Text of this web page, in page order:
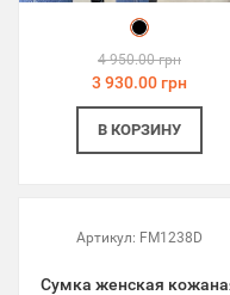
4 950.00 грн
3 930.00 грн
В КОРЗИНУ
Артикул: FM1238D
Сумка женская